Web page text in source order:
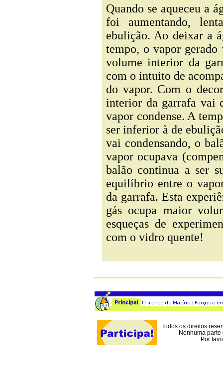
Quando se aqueceu a
foi aumentando,
ebulição. Ao deixar a
tempo, o vapor
volume interior da
com o intuito de
do vapor. Com o
interior da garrafa vai
vapor condense. A
ser inferior à de
vai condensando, o
vapor ocupava
balão continua a ser
equilíbrio entre o
da garrafa. Esta
gás ocupa maior
esqueças de
com o vidro quente!
Todos os direitos
Nenhuma parte
Por